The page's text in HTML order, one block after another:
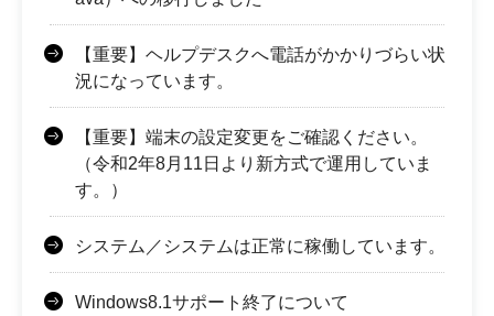
【重要】ヘルプデスクへ電話がかかりづらい状
況になっています。
【重要】端末の設定変更をご確認ください。
（令和2年8月11日より新方式で運用していま
す。）
システム／システムは正常に稼働しています。
Windows8.1サポート終了について